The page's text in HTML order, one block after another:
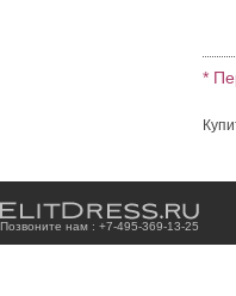
*
Позвоните нам : +7-495-369-13-25